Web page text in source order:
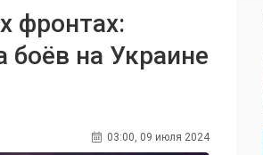
фронтах:
боёв на Украине
03:00, 09 июля 2024